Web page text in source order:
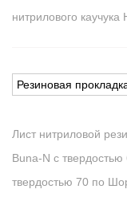
нитрилового каучука
Резиновая
Лист нитриловой
Buna-N с
твердостью 70 по